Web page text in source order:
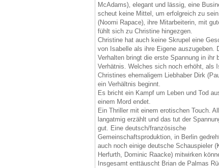
McAdams), elegant und lässig, eine
scheut keine Mittel, um erfolgreich zu
(Noomi Rapace), ihre Mitarbeiterin, mit
fühlt sich zu Christine hingezgen.
Christine hat auch keine Skrupel eine
von Isabelle als ihre Eigene auszugeben.
Verhalten bringt die erste Spannung in ihr
Verhätnis. Welches sich noch erhöht, als
Christines ehemaligem Liebhaber Dirk
ein Verhältnis beginnt.
Es bricht ein Kampf um Leben und Tod
einem Mord endet.
Ein Thriller mit einem erotischen Touch.
langatmig erzählt und das tut der
gut. Eine deutsch/französische
Gemeinschaftsproduktion, in Berlin
auch noch einige deutsche Schauspieler
Herfurth, Dominic Raacke) mitwirken
Insgesamt enttäuscht Brian de Palmas